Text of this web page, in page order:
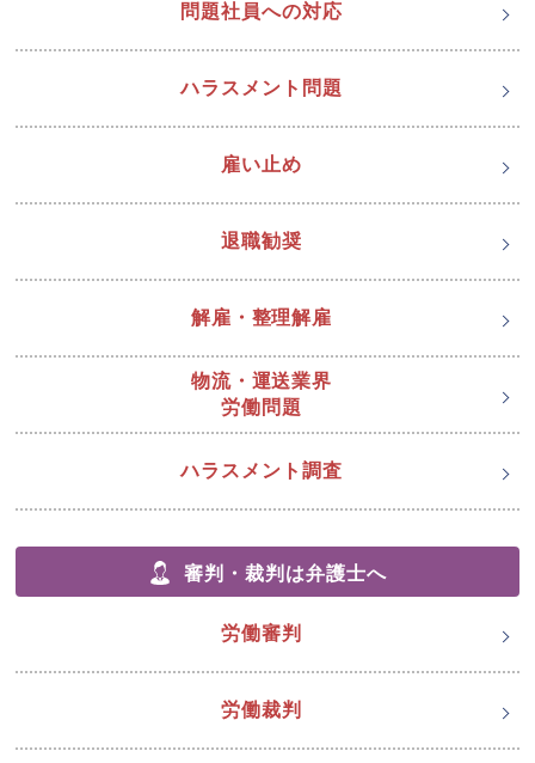
問題社員への対応
ハラスメント問題
雇い止め
退職勧奨
解雇・整理解雇
物流・運送業界
労働問題
ハラスメント調査
審判・裁判は弁護士へ
労働審判
労働裁判